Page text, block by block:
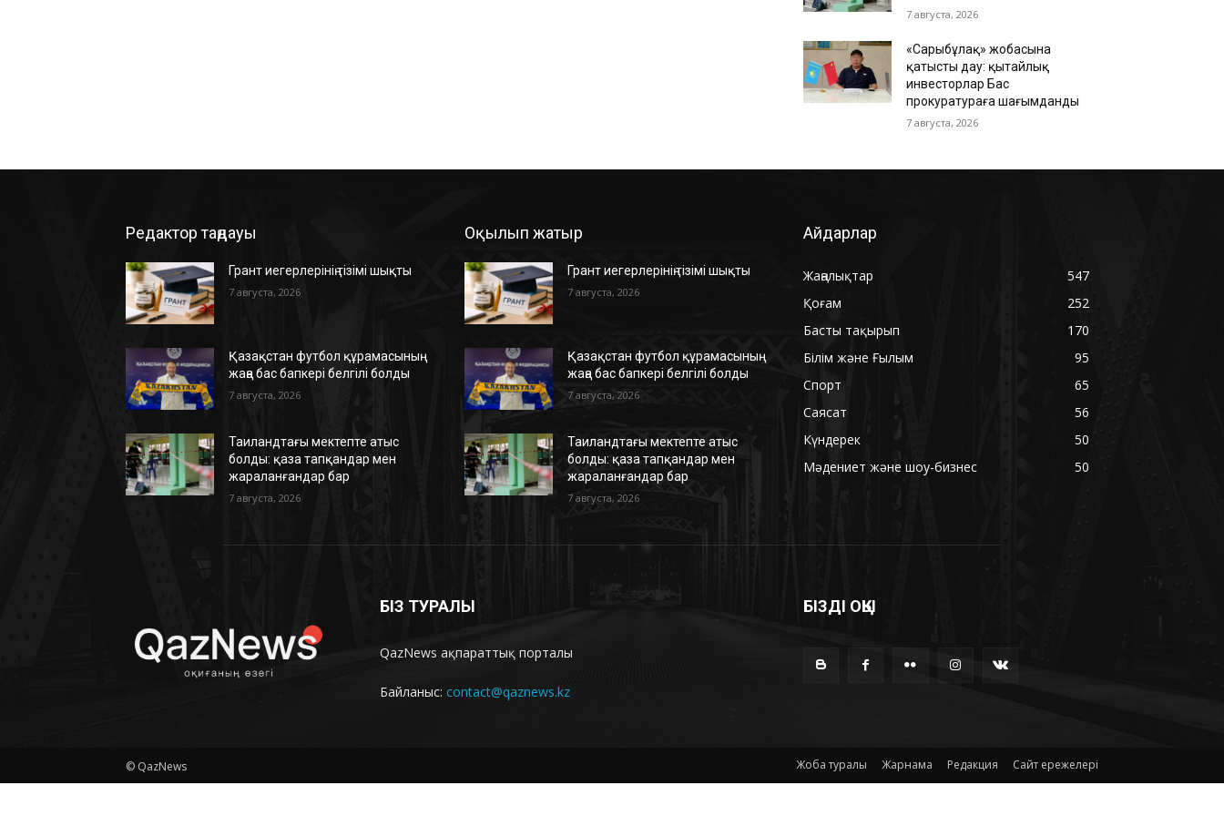
7 августа, 2026
«Сарыбұлақ» жобасына
қатысты дау: қытайлық
инвесторлар Бас
прокуратураға шағымданды
7 августа, 2026
Редактор таңдауы
Грант иегерлерінің тізімі шықты
7 августа, 2026
Қазақстан футбол құрамасының
жаңа бас бапкері белгілі болды
7 августа, 2026
Таиландтағы мектепте атыс
болды: қаза тапқандар мен
жараланғандар бар
7 августа, 2026
Оқылып жатыр
Грант иегерлерінің тізімі шықты
7 августа, 2026
Қазақстан футбол құрамасының
жаңа бас бапкері белгілі болды
7 августа, 2026
Таиландтағы мектепте атыс
болды: қаза тапқандар мен
жараланғандар бар
7 августа, 2026
Айдарлар
Жаңалықтар
547
Қоғам
252
Басты тақырып
170
Білім және Ғылым
95
Спорт
65
Саясат
56
Күндерек
50
Мәдениет және шоу-бизнес
50
БІЗ ТУРАЛЫ
QazNews ақпараттық порталы
Байланыс: contact@qaznews.kz
БІЗДІ ОҚЫ
© QazNews Жоба туралы Жарнама Редакция Сайт ережелері